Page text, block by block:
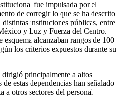
fue impulsada por el
de corregir lo que se ha descrito
distintas instituciones públicas, entre
y Luz y Fuerza del Centro.
esquema alcanzaban rangos de 100
los criterios expuestos durante su
principalmente a altos
estas dependencias han señalado
a otros sectores del personal